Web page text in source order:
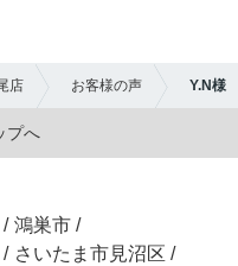
店 お客様の声 Y.N様
プへ
/ 鴻巣市 /
/ さいたま市見沼区 /